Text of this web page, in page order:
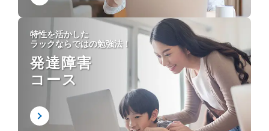
特性を活かした
ラックならではの勉強法！
発達障害
コース